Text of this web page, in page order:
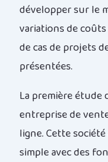
développer sur le
variations de
de cas de projets
présentées.
La première étude
entreprise de
ligne. Cette
simple avec des